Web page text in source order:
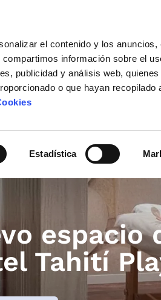
el contenido y los anuncios,
información sobre el
publicidad y análisis web, quienes
o que hayan recopilado
Estadística Blog
y Contacto
Marítim, s/n 08398
Susanna (Barcelona) España
(+34) 93 703 22 00
espacio
Tahití